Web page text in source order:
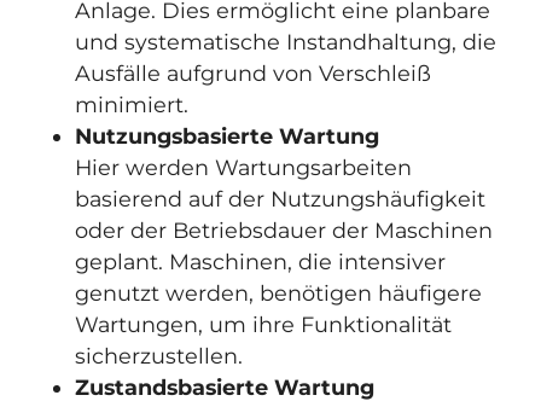
Anlage. Dies ermöglicht eine planbare
und systematische Instandhaltung, die
Ausfälle aufgrund von Verschleiß
minimiert.
Nutzungsbasierte Wartung
Hier werden Wartungsarbeiten
basierend auf der Nutzungshäufigkeit
oder der Betriebsdauer der Maschinen
geplant. Maschinen, die intensiver
genutzt werden, benötigen häufigere
Wartungen, um ihre Funktionalität
sicherzustellen.
Zustandsbasierte Wartung